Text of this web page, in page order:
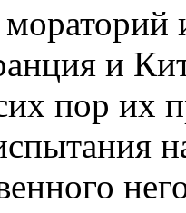
и
пор их